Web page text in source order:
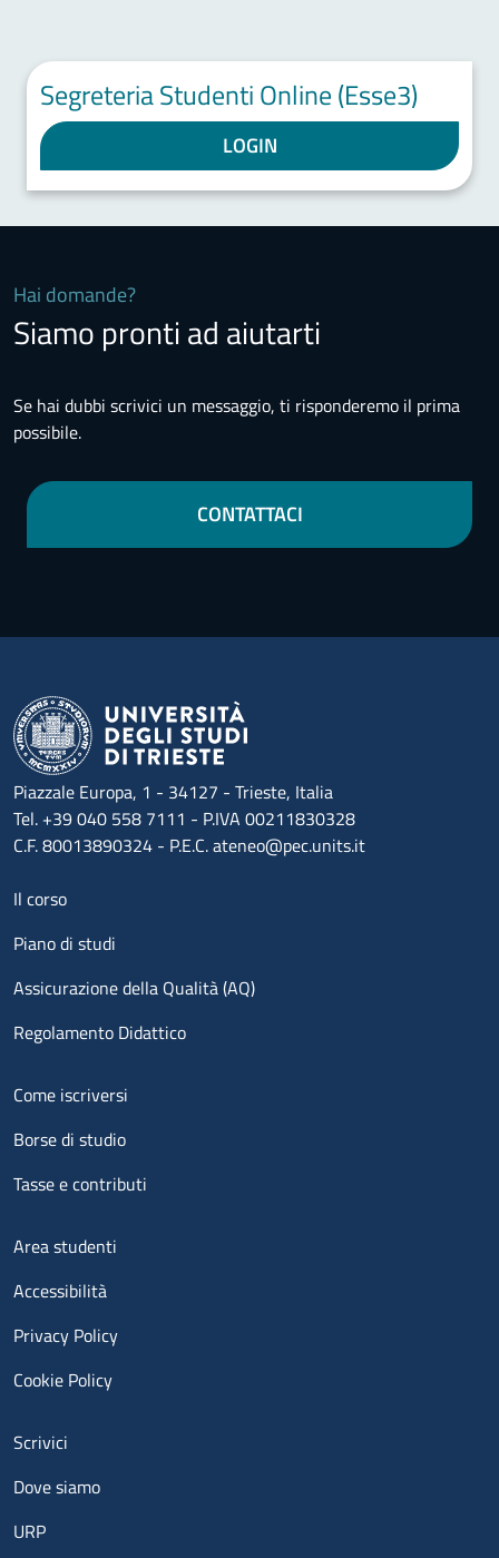
Segreteria Studenti Online (Esse3)
LOGIN
Hai domande?
Siamo pronti ad aiutarti
Se hai dubbi scrivici un messaggio, ti risponderemo il prima
possibile.
CONTATTACI
Piazzale Europa, 1 - 34127 - Trieste, Italia
Tel. +39 040 558 7111 - P.IVA 00211830328
C.F. 80013890324 - P.E.C. ateneo@pec.units.it
Menu footer 1
Il corso
Piano di studi
Assicurazione della Qualità (AQ)
Regolamento Didattico
Menu footer 2
Come iscriversi
Borse di studio
Tasse e contributi
Menu footer 3
Area studenti
Accessibilità
Privacy Policy
Cookie Policy
Menu contatti
Scrivici
Dove siamo
URP